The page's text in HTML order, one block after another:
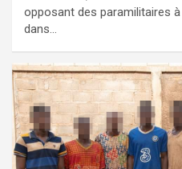
opposant des paramilitaires
dans…